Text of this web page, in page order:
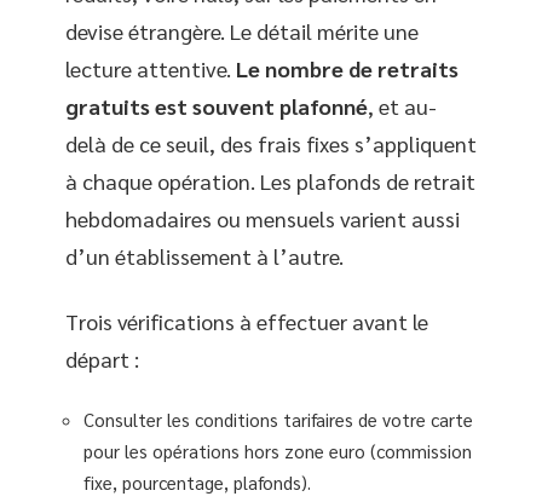
devise étrangère. Le détail mérite une
lecture attentive. Le nombre de retraits
gratuits est souvent plafonné, et au-
delà de ce seuil, des frais fixes s’appliquent
à chaque opération. Les plafonds de retrait
hebdomadaires ou mensuels varient aussi
d’un établissement à l’autre.
Trois vérifications à effectuer avant le
départ :
Consulter les conditions tarifaires de votre carte
pour les opérations hors zone euro (commission
fixe, pourcentage, plafonds).